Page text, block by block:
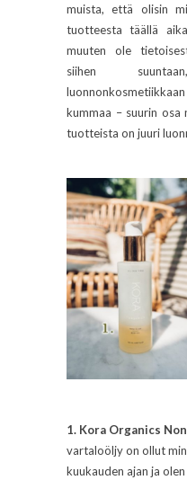
muista, että olisin
tuotteesta täällä
muuten ole
siihen
kummaa – suurin osa
tuotteista on juuri
1. Kora Organics
vartaloöljy on ollut
kuukauden ajan ja